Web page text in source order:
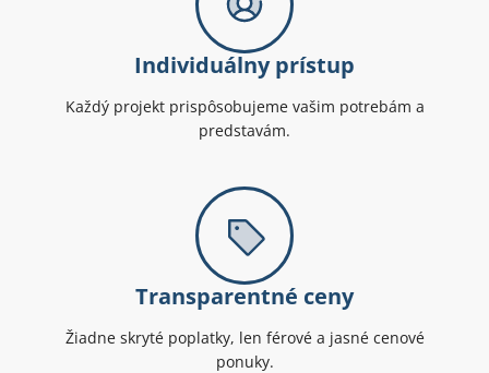
Individuálny prístup
Každý projekt prispôsobujeme vašim potrebám a
predstavám.
Transparentné ceny
Žiadne skryté poplatky, len férové a jasné cenové
ponuky.